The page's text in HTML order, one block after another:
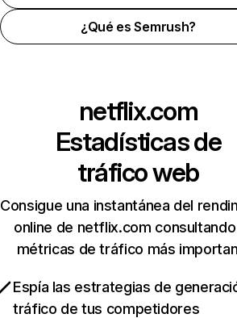
¿Qué es Semrush?
netflix.com
Estadísticas de
tráfico web
Consigue una instantánea del
online de netflix.com
métricas de tráfico más
Espía las estrategias de
tráfico de tus competidores